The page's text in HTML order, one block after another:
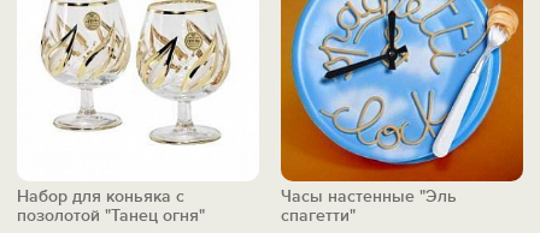
Набор для коньяка с
позолотой "Танец огня"
Часы настенные "Эль
спагетти"